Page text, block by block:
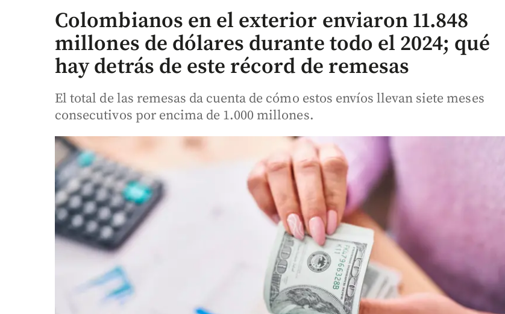
Colombianos en el exterior enviaron 11.848
millones de dólares durante todo el 2024; qué
hay detrás de este récord de remesas
El total de las remesas da cuenta de cómo estos envíos llevan siete meses
consecutivos por encima de 1.000 millones.